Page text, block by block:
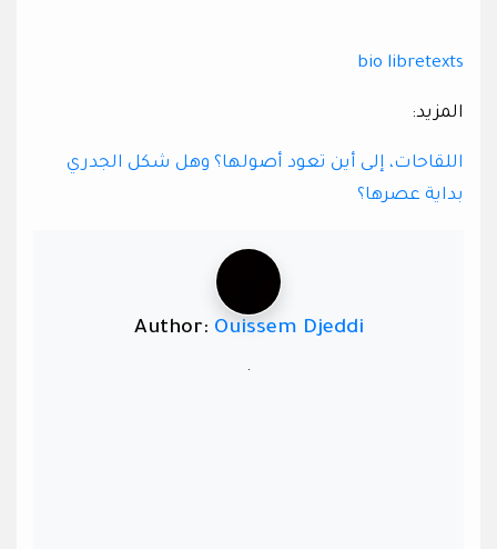
bio libretexts
المزيد:
اللقاحات، إلى أين تعود أصولها؟ وهل شكل الجدري
بداية عصرها؟
Author: Ouissem Djeddi
.